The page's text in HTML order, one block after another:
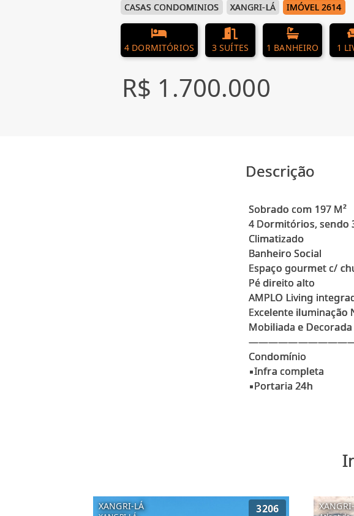
CASAS CONDOMINIOS XANGRI-LÁ IMÓVEL 2614
4 DORMITÓRIOS 3 SUÍTES 1 BANHEIRO 1
R$ 1.700.000
Descrição
Sobrado com 197 M²
4 Dormitórios, sendo
Climatizado
Banheiro Social
Espaço gourmet c/
Pé direito alto
AMPLO Living
Excelente iluminação
Mobiliada e Decorada
Condomínio
▪️Infra completa
XANGRI-LÁ 3206